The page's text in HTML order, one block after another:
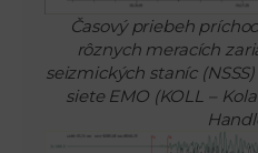
Časový priebeh
rôznych meracích
seizmických staníc
siete EMO (KOLL –